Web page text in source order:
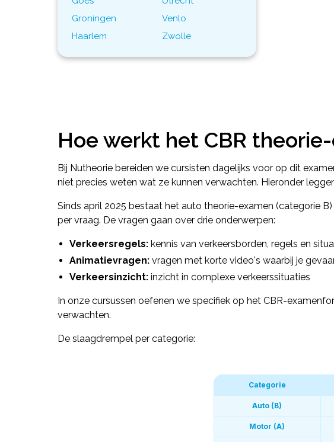
Groningen
Haarlem
Venlo
Zwolle
Hoe werkt het CBR
Bij Nutheorie bereiden we cursisten dagelijks voor op dit
niet precies weten wat ze kunnen verwachten. Hieronder
Sinds april 2025 bestaat het auto theorie-examen (categorie
per vraag. De vragen gaan over drie onderwerpen:
Verkeersregels: kennis van verkeersborden, regels en
Animatievragen: vragen met korte video's waarbij je
Verkeersinzicht: inzicht in complexe verkeerssituaties
In onze cursussen oefenen we specifiek op het CBR-
verwachten.
De slaagdrempel per categorie:
Categorie
Auto (B)
Motor (A)